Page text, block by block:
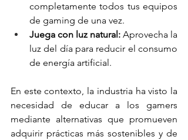
completamente todos tus equipos
de gaming de una vez.
Juega con luz natural: Aprovecha la
luz del día para reducir el consumo
de energía artificial.
En este contexto, la industria ha visto la
necesidad de educar a los gamers
mediante alternativas que promueven
adquirir prácticas más sostenibles y de